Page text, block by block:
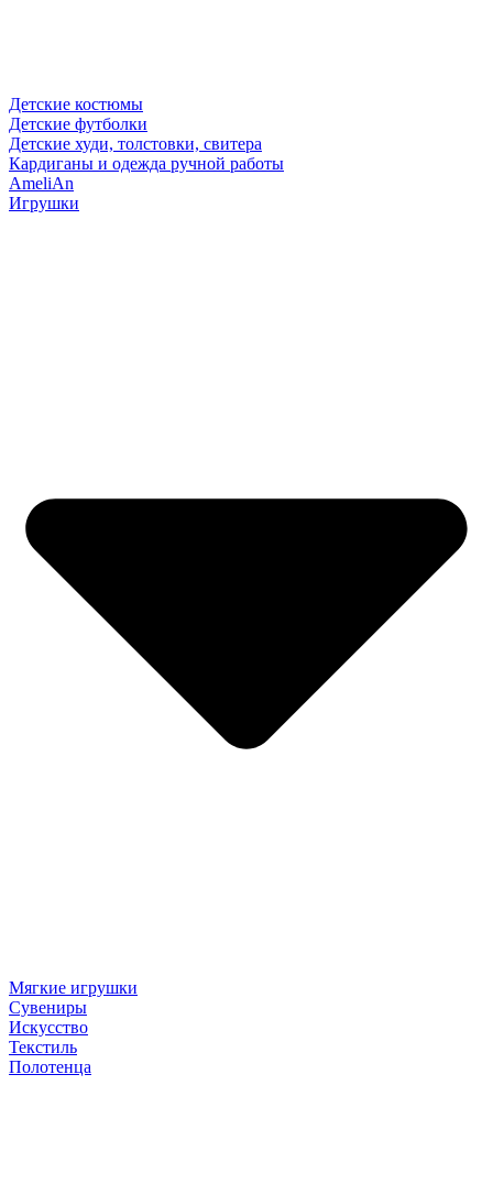
Детские костюмы
Детские футболки
Детские худи, толстовки, свитера
Кардиганы и одежда ручной работы
AmeliAn
Игрушки
Мягкие игрушки
Сувениры
Искусство
Текстиль
Полотенца